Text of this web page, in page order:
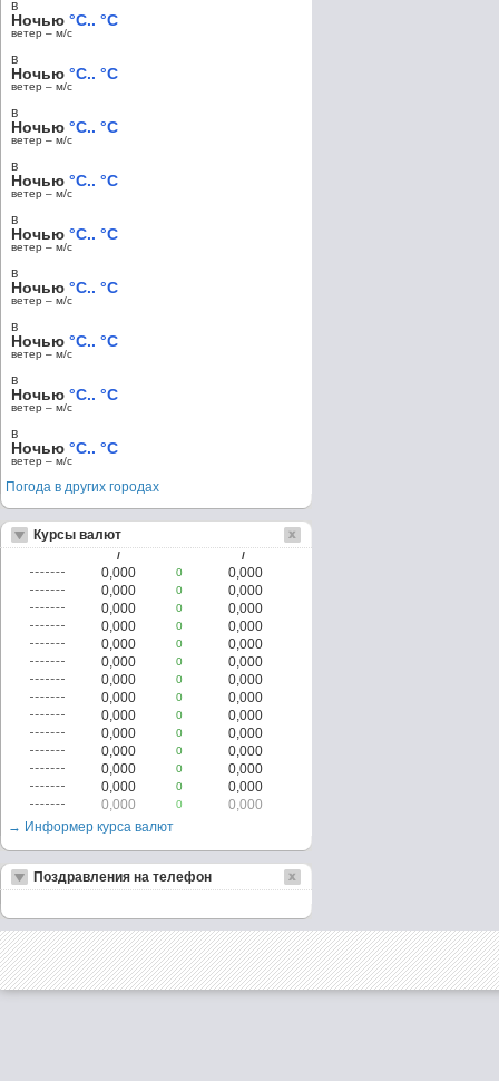
в
Ночью °C.. °C
ветер – м/c
в
Ночью °C.. °C
ветер – м/c
в
Ночью °C.. °C
ветер – м/c
в
Ночью °C.. °C
ветер – м/c
в
Ночью °C.. °C
ветер – м/c
в
Ночью °C.. °C
ветер – м/c
в
Ночью °C.. °C
ветер – м/c
в
Ночью °C.. °C
ветер – м/c
в
Ночью °C.. °C
ветер – м/c
Погода в других городах
Курсы валют
/ /
0,000 0
0,000
0,000
0
0,000
0,000
0
0,000
0,000
0
0,000
0,000
0
0,000
0,000
0
0,000
0,000
0
0,000
0,000
0
0,000
0,000
0
0,000
0,000
0
0,000
0,000
0
0,000
0,000
0
0,000
0,000
0
0,000
0,000
0
0,000
→ Информер курса валют
Поздравления на телефон